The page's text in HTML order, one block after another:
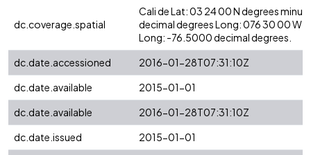
dc.coverage.spatial
Cali de Lat: 03 24 00 N degrees
decimal degrees Long: 076 30 00 W
Long: -76.5000 decimal degrees.
dc.date.accessioned
2016-01-28T07:31:10Z
dc.date.available
2015-01-01
dc.date.available
2016-01-28T07:31:10Z
dc.date.issued
2015-01-01